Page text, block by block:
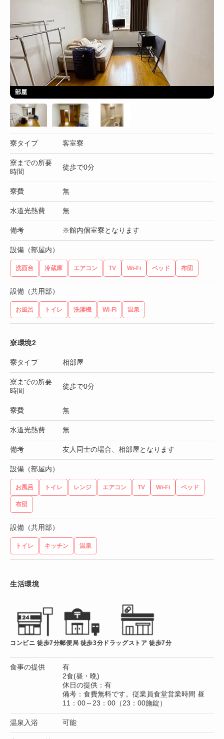
部屋
寮タイプ 客室寮
寮までの所要
時間
徒歩で0分
寮費 無
水道光熱費 無
備考 ※館内個室寮となります
設備（部屋内）
洗面台 冷蔵庫 エアコン TV Wi-Fi ベッド 布団
設備（共用部）
お風呂 トイレ 洗濯機 Wi-Fi 温泉
寮環境2
寮タイプ 相部屋
寮までの所要
時間
徒歩で0分
寮費 無
水道光熱費 無
備考 友人同士の場合、相部屋となります
設備（部屋内）
お風呂 トイレ レンジ エアコン TV Wi-Fi ベッド
布団
設備（共用部）
トイレ キッチン 温泉
生活環境
コンビニ 徒歩7分郵便局 徒歩3分 ドラッグストア 徒歩7分
食事の提供
有
2食(昼・晩)
休日の提供：有
備考：食費無料です。従業員食堂営業時間 昼
11：00～23：00（23：00施錠）
温泉入浴 可能